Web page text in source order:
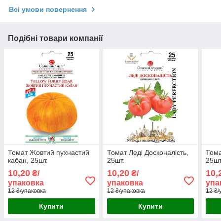
Всі умови повернення
Подібні товари компанії
Томат Жовтий пухнастий
кабан, 25шт.
10,20 ₴/
упаковка
12 ₴/упаковка
Купити
Томат Леді Досконалість,
25шт.
10,20₴/
упаковка
12 ₴/упаковка
Купити
12 ₴/